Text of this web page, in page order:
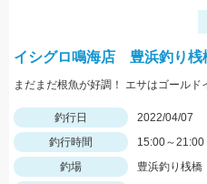
イシグロ鳴海店 豊浜釣り桟
まだまだ根魚が好調！ エサはゴールド
釣行日
2022/04/07
釣行時間
15:00～21:00
釣場
豊浜釣り桟橋